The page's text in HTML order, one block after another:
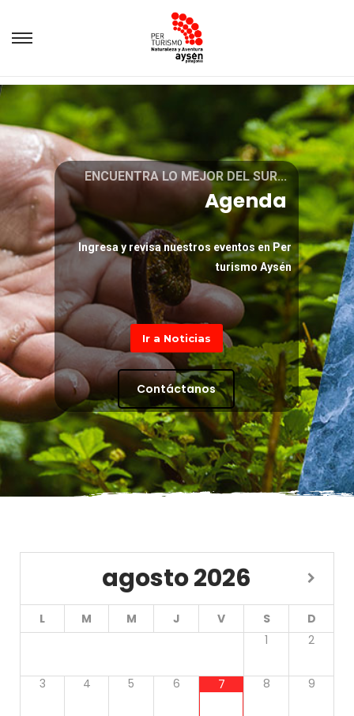
Ir a Noticias
ENCUENTRA LO MEJOR DEL SUR...
Agenda
Ingresa y revisa nuestros eventos en Per
turismo Aysén
Contáctanos
agosto2026
L M M J V S
D
1
2
3 4 5 6 7 8 9